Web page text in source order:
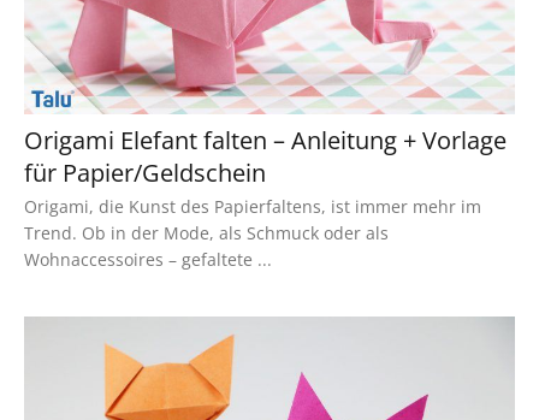
Origami Elefant falten – Anleitung + Vorlage
für Papier/Geldschein
Origami, die Kunst des Papierfaltens, ist immer mehr im
Trend. Ob in der Mode, als Schmuck oder als
Wohnaccessoires – gefaltete ...